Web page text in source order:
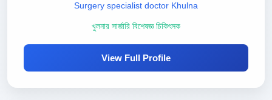
Surgery specialist doctor Khulna
খুলনার সার্জারি বিশেষজ্ঞ চিকিৎসক
View Full Profile